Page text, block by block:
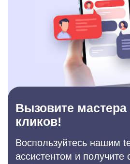
Вызовите мастера
кликов!
Воспользуйтесь нашим
ассистентом и получите